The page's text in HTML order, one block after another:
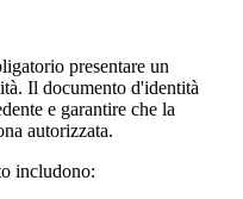
presentare un
Il documento d'identità
e garantire che la
autorizzata.
includono: